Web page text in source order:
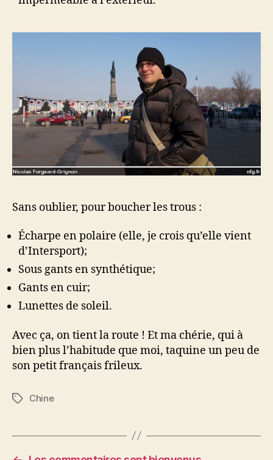
Sans oublier, pour boucher les trous :
Écharpe en polaire (elle, je crois qu’elle vient
d’Intersport);
Sous gants en synthétique;
Gants en cuir;
Lunettes de soleil.
Avec ça, on tient la route ! Et ma chérie, qui à
bien plus l’habitude que moi, taquine un peu de
son petit français frileux.
Étiquettes
Chine